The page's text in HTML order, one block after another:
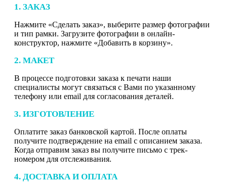
1. ЗАКАЗ
Нажмите «Сделать заказ», выберите размер фотографии
и тип рамки. Загрузите фотографии в онлайн-
конструктор, нажмите «Добавить в корзину».
2. МАКЕТ
В процессе подготовки заказа к печати наши
специалисты могут связаться с Вами по указанному
телефону или email для согласования деталей.
3. ИЗГОТОВЛЕНИЕ
Оплатите заказ банковской картой. После оплаты
получите подтверждение на email с описанием заказа.
Когда отправим заказ вы получите письмо с трек-
номером для отслеживания.
4. ДОСТАВКА И ОПЛАТА